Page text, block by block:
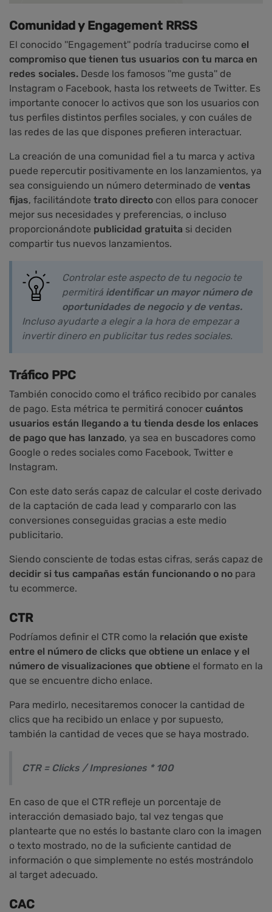
Comunidad y Engagement RRSS
El conocido ''Engagement'' podría traducirse como el
compromiso que tienen tus usuarios con tu marca en
redes sociales. Desde los famosos ''me gusta'' de
Instagram o Facebook, hasta los retweets de Twitter. Es
importante conocer lo activos que son los usuarios con
tus perfiles distintos perfiles sociales, y con cuáles de
las redes de las que dispones prefieren interactuar.
La creación de una comunidad fiel a tu marca y activa
puede repercutir positivamente en los lanzamientos, ya
sea consiguiendo un número determinado de ventas
fijas, facilitándote trato directo con ellos para conocer
mejor sus necesidades y preferencias, o incluso
proporcionándote publicidad gratuita si deciden
compartir tus nuevos lanzamientos.
Controlar este aspecto de tu negocio te
permitirá identificar un mayor número de
oportunidades de negocio y de ventas.
Incluso ayudarte a elegir a la hora de empezar a
invertir dinero en publicitar tus redes sociales.
Tráfico PPC
También conocido como el tráfico recibido por canales
de pago. Esta métrica te permitirá conocer cuántos
usuarios están llegando a tu tienda desde los enlaces
de pago que has lanzado, ya sea en buscadores como
Google o redes sociales como Facebook, Twitter e
Instagram.
Con este dato serás capaz de calcular el coste derivado
de la captación de cada lead y compararlo con las
conversiones conseguidas gracias a este medio
publicitario.
Siendo consciente de todas estas cifras, serás capaz de
decidir si tus campañas están funcionando o no para
tu ecommerce.
CTR
Podríamos definir el CTR como la relación que existe
entre el número de clicks que obtiene un enlace y el
número de visualizaciones que obtiene el formato en la
que se encuentre dicho enlace.
Para medirlo, necesitaremos conocer la cantidad de
clics que ha recibido un enlace y por supuesto,
también la cantidad de veces que se haya mostrado.
CTR = Clicks / Impresiones * 100
En caso de que el CTR refleje un porcentaje de
interacción demasiado bajo, tal vez tengas que
plantearte que no estés lo bastante claro con la imagen
o texto mostrado, no de la suficiente cantidad de
información o que simplemente no estés mostrándolo
al target adecuado.
CAC